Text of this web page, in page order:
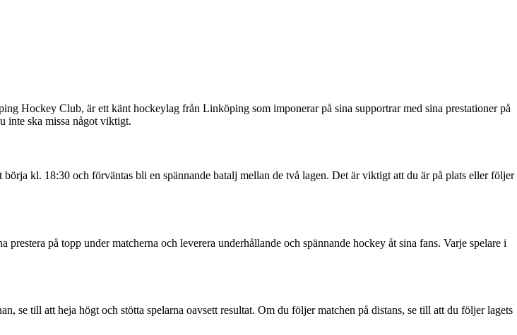
Hockey Club, är ett känt hockeylag från Linköping som imponerar på sina supportrar med sina prestationer på
inte ska missa något viktigt.
kl. 18:30 och förväntas bli en spännande batalj mellan de två lagen. Det är viktigt att du är på plats eller följer
på topp under matcherna och leverera underhållande och spännande hockey åt sina fans. Varje spelare i
se till att heja högt och stötta spelarna oavsett resultat. Om du följer matchen på distans, se till att du följer lagets